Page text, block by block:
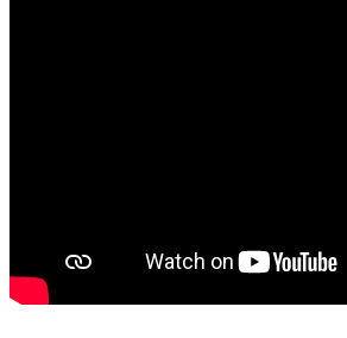
MATERIAL TILL LEDARE TRUPP
DOMARE